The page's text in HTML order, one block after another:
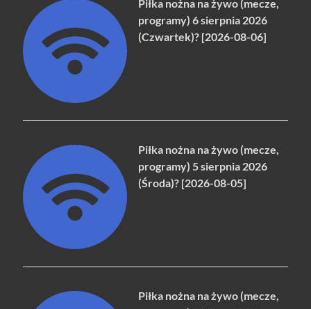
Piłka nożna na żywo (mecze,
programy) 6 sierpnia 2026
(Czwartek)? [2026-08-06]
Piłka nożna na żywo (mecze,
programy) 5 sierpnia 2026
(Środa)? [2026-08-05]
Piłka nożna na żywo (mecze,